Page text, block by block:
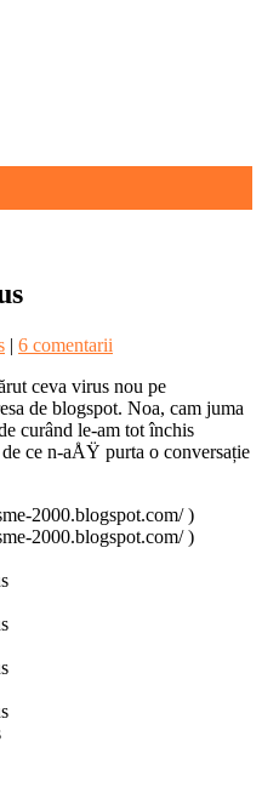
| 6 comentarii
ceva virus nou pe
de blogspot. Noa, cam juma
curând le-am tot închis
ce n-aÅŸ purta o conversație
2000.blogspot.com/ )
2000.blogspot.com/ )